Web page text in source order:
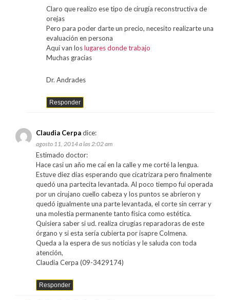
Claro que realizo ese tipo de cirugía reconstructiva de
orejas
Pero para poder darte un precio, necesito realizarte una
evaluación en persona
Aquí van loslugares donde trabajo
Muchas gracias
Dr. Andrades
Responder
Claudia Cerpadice:
agosto 11, 2014 a las 2:02 am
Estimado doctor:
Hace casi un año me caí en la calle y me corté la lengua.
Estuve diez días esperando que cicatrizara pero finalmente
quedó una partecita levantada. Al poco tiempo fui operada
por un cirujano cuello cabeza y los puntos se abrieron y
quedó igualmente una parte levantada, el corte sin cerrar y
una molestia permanente tanto física como estética.
Quisiera saber si ud. realiza cirugías reparadoras de este
órgano y si esta sería cubierta por isapre Colmena.
Queda a la espera de sus noticias y le saluda con toda
atención,
Claudia Cerpa (09-3429174)
Responder